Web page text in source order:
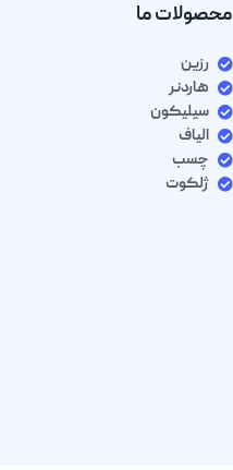
محصولات ما
رزین
هاردنر
سیلیکون
الیاف
چسب
ژلکوت